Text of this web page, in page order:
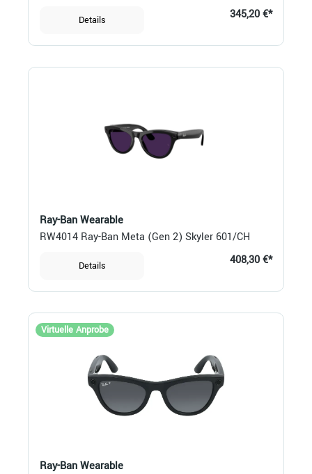
Details 345,20 €*
Ray-Ban Wearable
RW4014 Ray-Ban Meta (Gen 2) Skyler 601/CH
Details 408,30 €*
Virtuelle Anprobe
Ray-Ban Wearable